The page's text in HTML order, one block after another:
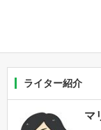
ライター紹介
マ